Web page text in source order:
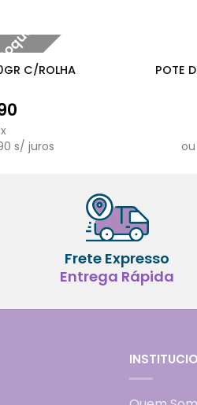
C/ROLHA
s/ juros
POTE
Frete Expresso
Entrega Rápida